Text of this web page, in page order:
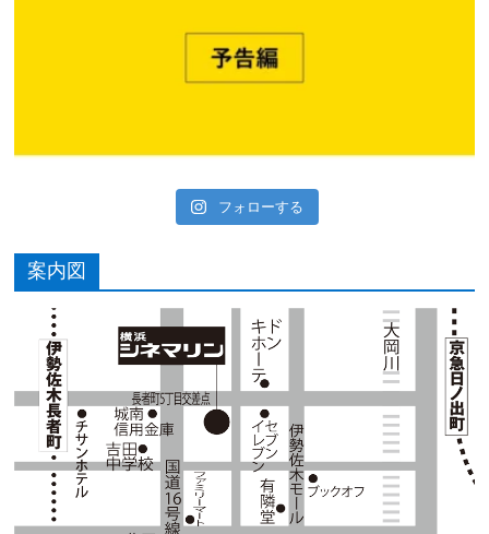
フォローする
案内図